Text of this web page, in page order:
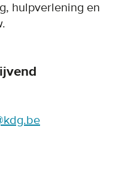
hulpverlening en